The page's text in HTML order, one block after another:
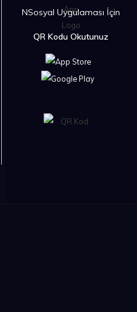
NSosyal Uygulaması İçin
QR Kodu Okutunuz